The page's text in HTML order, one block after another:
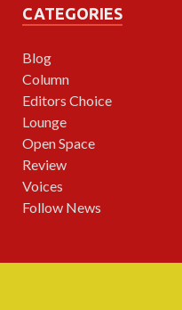
CATEGORIES
Blog
Column
Editors Choice
Lounge
Open Space
Review
Voices
Follow News